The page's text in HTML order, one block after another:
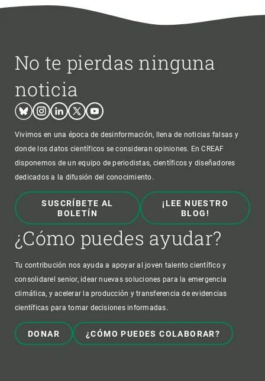
No te pierdas ninguna
noticia
BlueskyInstagram
LinkedinTwitterYoutube
Vivimos en una época de desinformación, llena de noticias falsas y
donde los datos científicos se consideran opiniones. En CREAF
disponemos de un equipo de periodistas, científicos y diseñadores
dedicados a la difusión del conocimiento.
SUSCRÍBETE AL
BOLETÍN
¡LEE NUESTRO
BLOG!
¿Cómo puedes ayudar?
Tu contribución nos ayuda a apoyar al joven talento científico y
consolidarel senior, idear nuevas soluciones para la emergencia
climática, y acelerar la producción y transferencia de evidencias
científicas para tomar decisiones informadas.
DONAR ¿CÓMO PUEDES COLABORAR?